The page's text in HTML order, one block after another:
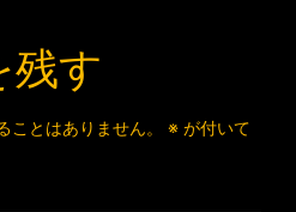
残す
ことはありません。 ※が付いて